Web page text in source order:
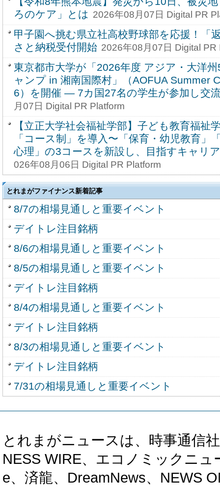
ろのケア」とは 2026年08月07日 Digital PR
甲子園へ挑む県立社高校野球部を応援！「
さと納税受付開始 2026年08月07日 Digital PR
東京都市大学が「2026年度 アジア・大洋
ャンプ in 湘南国際村」（AOFUA Summer
6）を開催 ― 7カ国27名の学生が参加し交
月07日 Digital PR Platform
【立正大学社会福祉学部】子ども教育福祉
「コース制」を導入〜「保育・幼児教育」
心理」の3コースを新設し、目指すキャリ
026年08月06日 Digital PR Platform
とれまがファイナンス新着記事
8/7の相場見通しと重要イベント
デイトレ注目銘柄
8/6の相場見通しと重要イベント
8/5の相場見通しと重要イベント
デイトレ注目銘柄
8/4の相場見通しと重要イベント
デイトレ注目銘柄
8/3の相場見通しと重要イベント
デイトレ注目銘柄
7/31の相場見通しと重要イベント
とれまがニュースは、時事通信
NESS WIRE、エコノミックニ
e、済龍、DreamNews、NEWS